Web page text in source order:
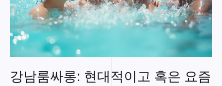
강남룸싸롱: 현대적이고 혹은 요즘